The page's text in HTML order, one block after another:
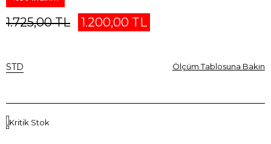
1.725,00 TL 1.200,00 TL
STD Ölçüm Tablosuna Bakın
Kritik Stok